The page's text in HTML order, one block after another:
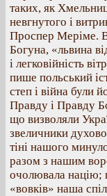
таких, як
невгнутого і
Проспер Меріме.
Богуна, «львина
і легковійність
пише польський
степ і війна були
Правду і Правду
що визволяли
звеличники
тіні нашого
разом з нашим
очолювала
«вовків» наша